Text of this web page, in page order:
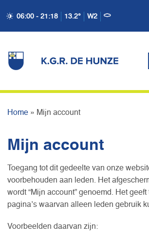
06:00 - 21:18 13.2° W2
Home » Mijn account
Mijn account
Toegang tot dit gedeelte van onze
voorbehouden aan leden. Het
wordt “Mijn account” genoemd. Het
pagina’s waarvan alleen leden gebruik
Voorbeelden daarvan zijn: